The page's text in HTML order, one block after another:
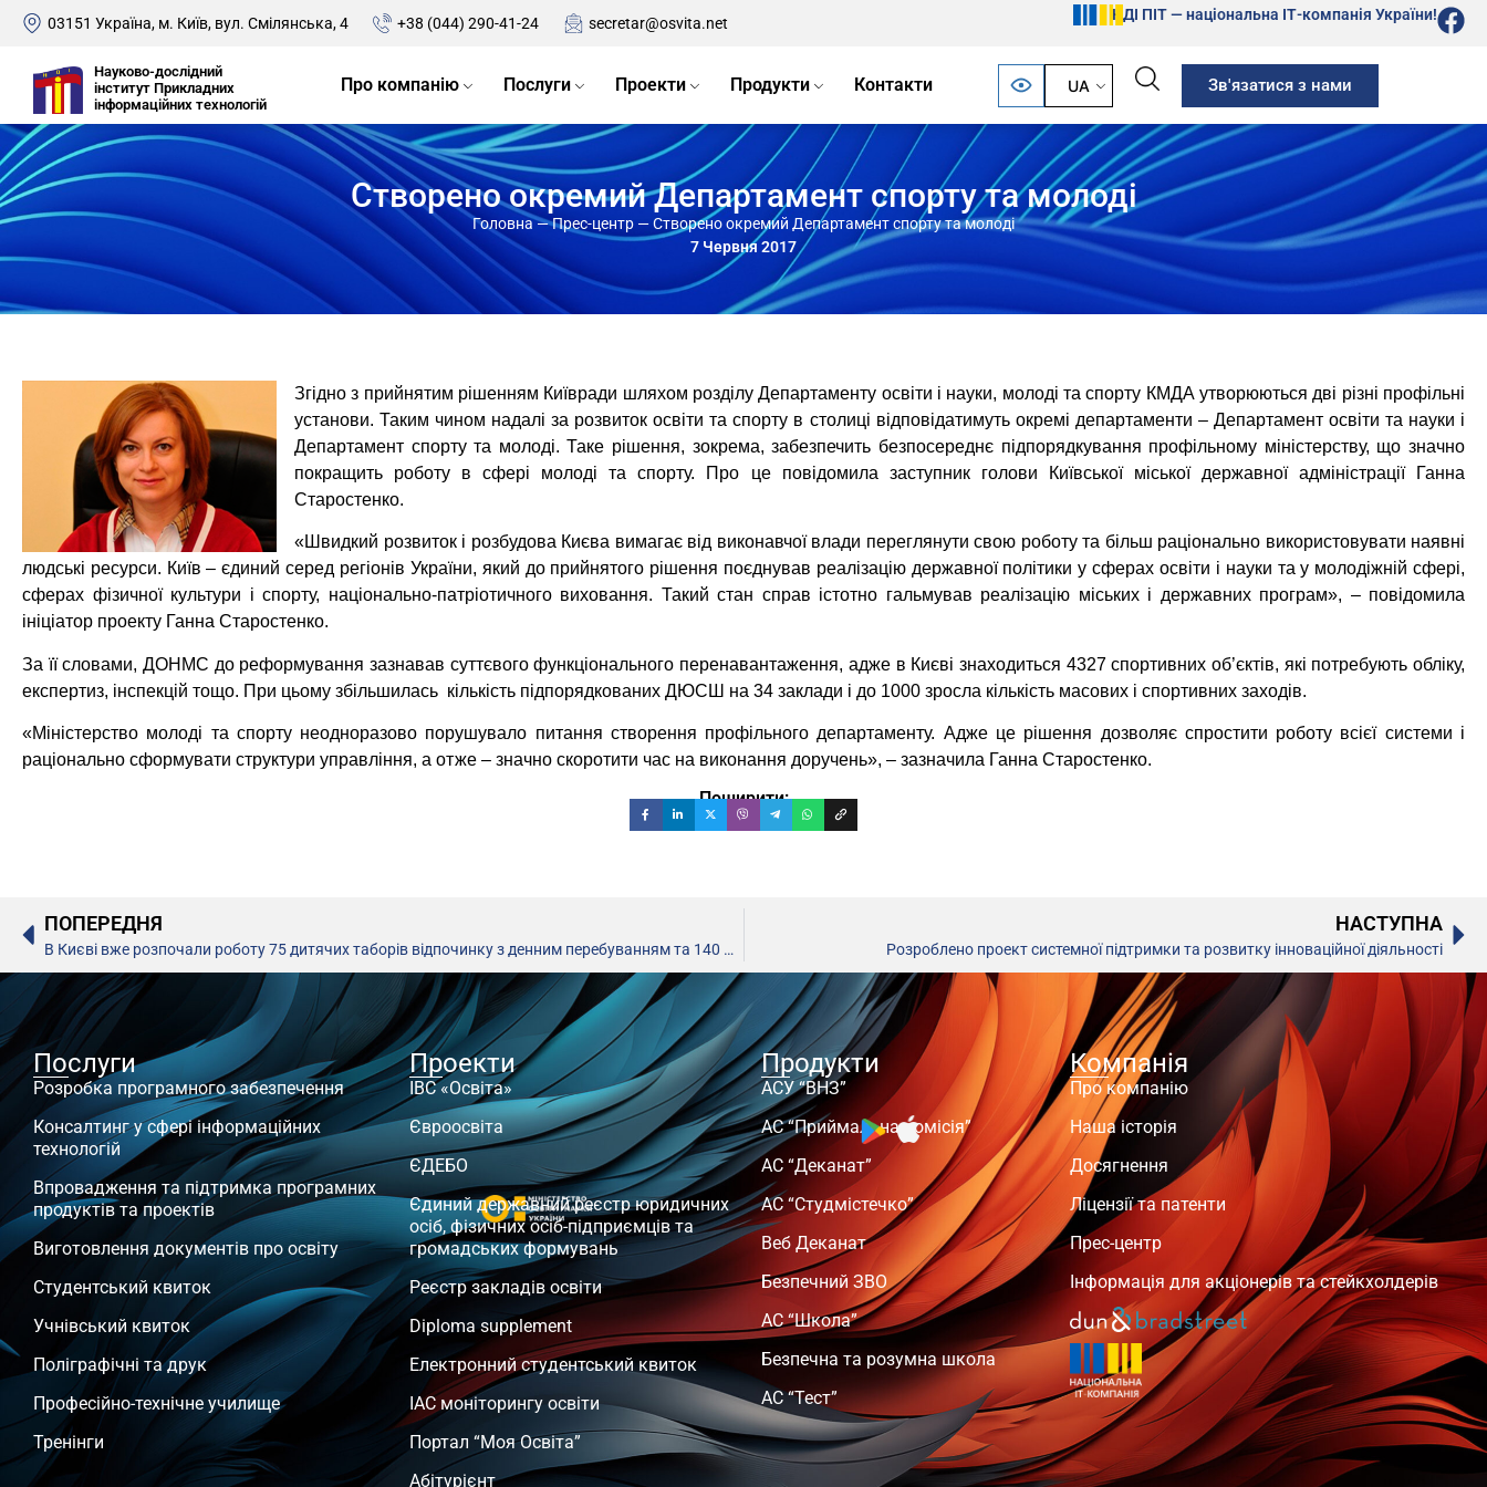
03151 Україна, м. Київ, вул. Смілянська, 4 +38 (044) 290-41-24 secretar@osvita.net
НДІ ПІТ — національна ІТ-компанія України!
Науково-дослідний
інститут Прикладних
інформаційних технологій
Про компанію Послуги Проекти Продукти Контакти UA Зв'язатися з нами
Створено окремий Департамент спорту та молоді
Головна—Прес-центр —Створено окремий Департамент спорту та молоді
7 Червня 2017
Згідно з прийнятим рішенням Київради шляхом розділу Департаменту освіти і науки, молоді та спорту КМДА утворюються дві різні профільні
установи. Таким чином надалі за розвиток освіти та спорту в столиці відповідатимуть окремі департаменти – Департамент освіти та науки і
Департамент спорту та молоді. Таке рішення, зокрема, забезпечить безпосереднє підпорядкування профільному міністерству, що значно
покращить роботу в сфері молоді та спорту. Про це повідомила заступник голови Київської міської державної адміністрації Ганна
Старостенко.
«Швидкий розвиток і розбудова Києва вимагає від виконавчої влади переглянути свою роботу та більш раціонально використовувати наявні
людські ресурси. Київ – єдиний серед регіонів України, який до прийнятого рішення поєднував реалізацію державної політики у сферах освіти і науки та у молодіжній сфері,
сферах фізичної культури і спорту, національно-патріотичного виховання. Такий стан справ істотно гальмував реалізацію міських і державних програм», – повідомила
ініціатор проекту Ганна Старостенко.
За її словами, ДОНМС до реформування зазнавав суттєвого функціонального перенавантаження, адже в Києві знаходиться 4327 спортивних об’єктів, які потребують обліку,
експертиз, інспекцій тощо. При цьому збільшилась кількість підпорядкованих ДЮСШ на 34 заклади і до 1000 зросла кількість масових і спортивних заходів.
«Міністерство молоді та спорту неодноразово порушувало питання створення профільного департаменту. Адже це рішення дозволяє спростити роботу всієї системи і
раціонально сформувати структури управління, а отже – значно скоротити час на виконання доручень», – зазначила Ганна Старостенко.
Поширити:
ПОПЕРЕДНЯ
В Києві вже розпочали роботу 75 дитячих таборів відпочинку з денним перебуванням та 140 мовних таборів
НАСТУПНА
Розроблено проект системної підтримки та розвитку інноваційної діяльності
Послуги
Розробка програмного забезпечення
Консалтинг у сфері інформаційних
технологій
Впровадження та підтримка програмних
продуктів та проектів
Виготовлення документів про освіту
Студентський квиток
Учнівський квиток
Поліграфічні та друк
Професійно-технічне училище
Тренінги
Проекти
ІВС «Освіта»
Євроосвіта
ЄДЕБО
Єдиний державний реєстр юридичних
осіб, фізичних осіб-підприємців та
громадських формувань
Реєстр закладів освіти
Diploma supplement
Електронний студентський квиток
ІАС моніторингу освіти
Портал “Моя Освіта”
Абітурієнт
Продукти
АСУ “ВНЗ”
АС “Приймальна комісія”
АС “Деканат”
АС “Студмістечко”
Веб Деканат
Безпечний ЗВО
АС “Школа”
Безпечна та розумна школа
АС “Тест”
Компанія
Про компанію
Наша історія
Досягнення
Ліцензії та патенти
Прес-центр
Інформація для акціонерів та стейкхолдерів